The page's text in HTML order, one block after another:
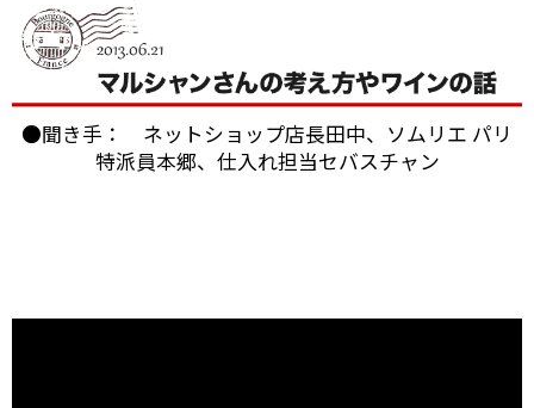
●聞き手： ネットショップ店長田中、ソムリエ パリ
特派員本郷、仕入れ担当セバスチャン